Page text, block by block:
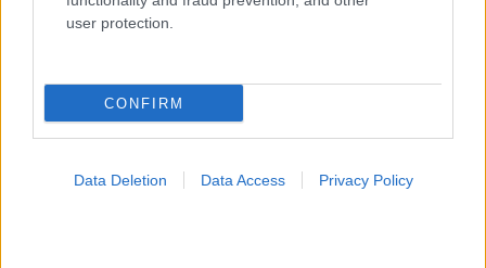
user protection.
CONFIRM
Data Deletion Data Access Privacy Policy